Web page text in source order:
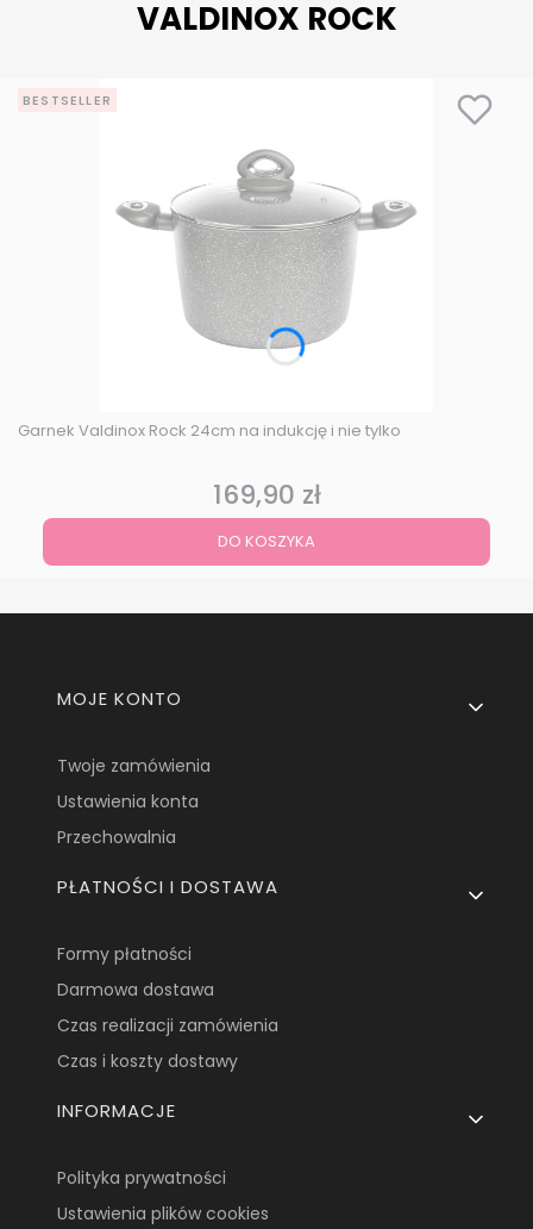
VALDINOX ROCK
BESTSELLER
Garnek Valdinox Rock 24cm na indukcję i nie tylko
Cena
169,90 zł
DO KOSZYKA
Linki w stopce
MOJE KONTO
Twoje zamówienia
Ustawienia konta
Przechowalnia
PŁATNOŚCI I DOSTAWA
Formy płatności
Darmowa dostawa
Czas realizacji zamówienia
Czas i koszty dostawy
INFORMACJE
Polityka prywatności
Ustawienia plików cookies